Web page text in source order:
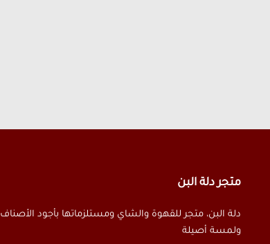
متجر دلة البن
دلة البن، متجر للقهوة والشاي ومستلزماتها بأجود الأصناف
ولمسة أصيلة